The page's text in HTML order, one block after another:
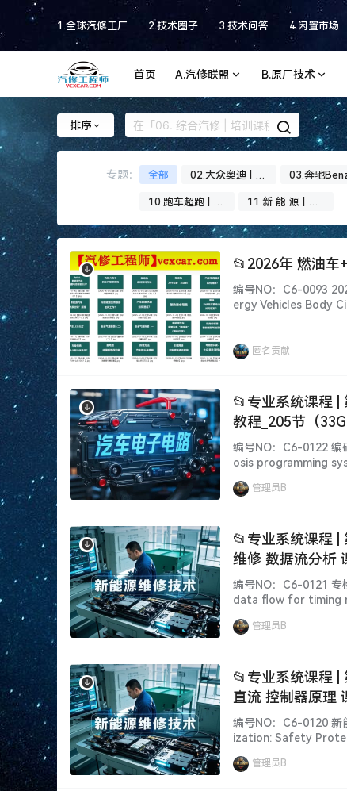
1.全球汽修工厂 2.技术圈子 3.技术问答 4.闲置市场
首页 A.汽修联盟 B.原厂技术
排序
专题： 全部
02.大众奥迪 | 专
题
03.奔驰Benz
专题
10.跑车超跑 | 专
11.新 能 源 | 专
📂2026年 燃油车
编号NO：C6-0093
ergy Vehicles Body
匿名贡献
📂专业系统课程 |
教程_205节（33G
编号NO：C6-0122 编
osis programming
管理员B
📂专业系统课程 |
维修 数据流分析
CYX]
编号NO：C6-0121 专
data flow for timing
管理员B
📂专业系统课程 |
直流 控制器原理
编号NO：C6-0120 新
ization: Safety
管理员B